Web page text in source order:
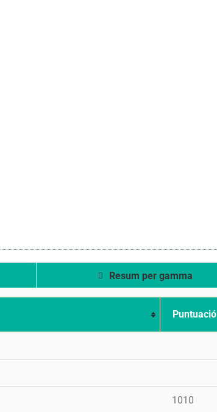
Resum per gamma
Puntuació
1010